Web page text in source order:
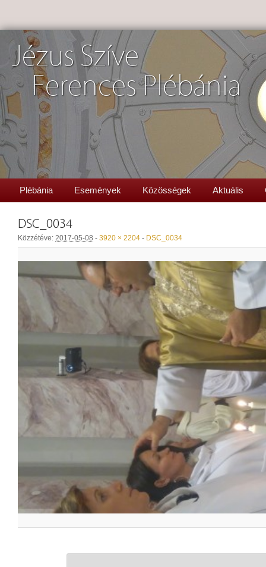
Jézus Szíve
Ferences Plébánia
Plébánia Események Közösségek Aktuális
DSC_0034
Közzétéve: 2017-05-08 - 3920 × 2204 - DSC_0034